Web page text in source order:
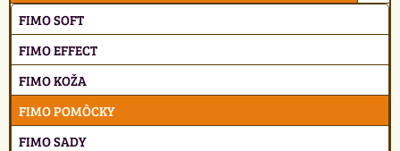
FIMO SOFT
FIMO EFFECT
FIMO KOŽA
FIMO POMÔCKY
FIMO SADY